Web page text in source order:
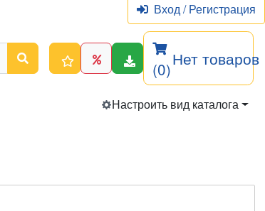
Вход/Регистрация
(0)Нет товаров
Настроить вид каталога